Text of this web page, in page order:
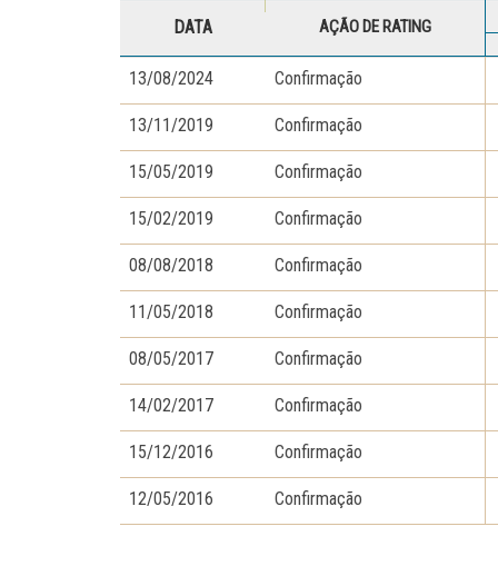
DATA AÇÃO DE RATING
13/08/2024 Confirmação
13/11/2019 Confirmação
15/05/2019 Confirmação
15/02/2019 Confirmação
08/08/2018 Confirmação
11/05/2018 Confirmação
08/05/2017 Confirmação
14/02/2017 Confirmação
15/12/2016 Confirmação
12/05/2016 Confirmação